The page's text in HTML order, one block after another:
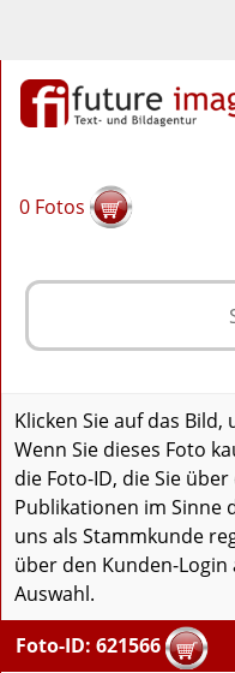
0 Fotos
Klicken Sie auf das
Wenn Sie dieses Foto
die Foto-ID, die Sie
Publikationen im Sinne
uns als Stammkunde
über den Kunden-
Auswahl.
Foto-ID: 621566